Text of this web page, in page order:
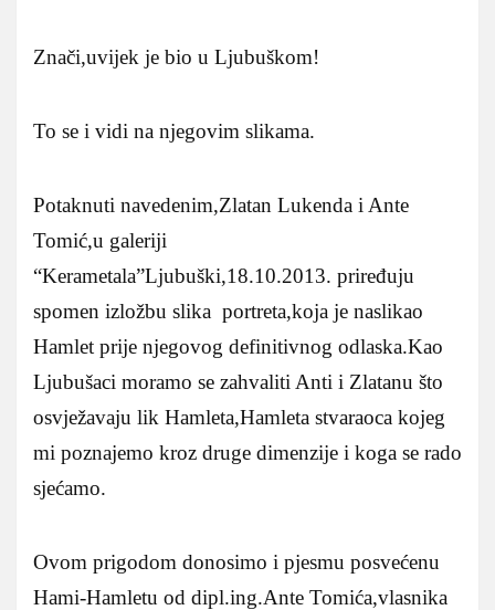
Znači,uvijek je bio u Ljubuškom!
To se i vidi na njegovim slikama.
Potaknuti navedenim,Zlatan Lukenda i Ante
Tomić,u galeriji
“Kerametala”Ljubuški,18.10.2013. priređuju
spomen izložbu slika portreta,koja je naslikao
Hamlet prije njegovog definitivnog odlaska.Kao
Ljubušaci moramo se zahvaliti Anti i Zlatanu što
osvježavaju lik Hamleta,Hamleta stvaraoca kojeg
mi poznajemo kroz druge dimenzije i koga se rado
sjećamo.
Ovom prigodom donosimo i pjesmu posvećenu
Hami-Hamletu od dipl.ing.Ante Tomića,vlasnika